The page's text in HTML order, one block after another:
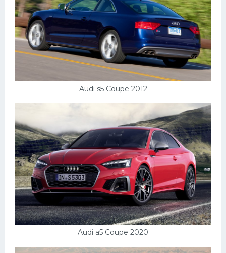
Audi s5 Coupe 2012
Audi a5 Coupe 2020